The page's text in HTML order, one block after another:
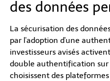
des données
La sécurisation des
par l'adoption d'une
investisseurs avisés
double authentification sur
choisissent des